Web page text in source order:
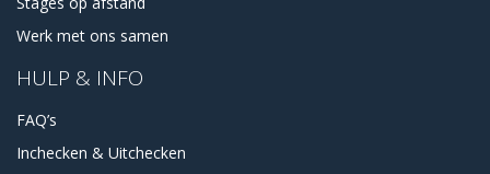
Werk met ons samen
HULP & INFO
FAQ’s
Inchecken & Uitchecken